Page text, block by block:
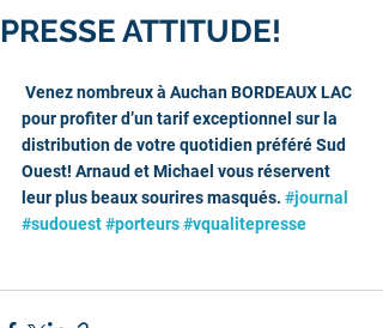
PRESSE ATTITUDE!
pour profiter d’un tarif exceptionnel sur la
distribution de votre quotidien préféré Sud
Ouest! Arnaud et Michael vous réservent
leur plus beaux sourires masqués. #journal
#sudouest#porteurs#vqualitepresse